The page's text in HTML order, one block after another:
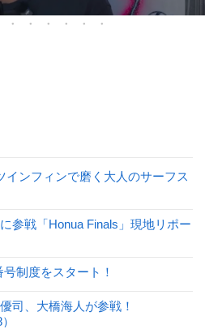
インフィンで磨く大人のサーフス
参戦「Honua Finals」現地リポー
制度をスタート！
司、大橋海人が参戦！